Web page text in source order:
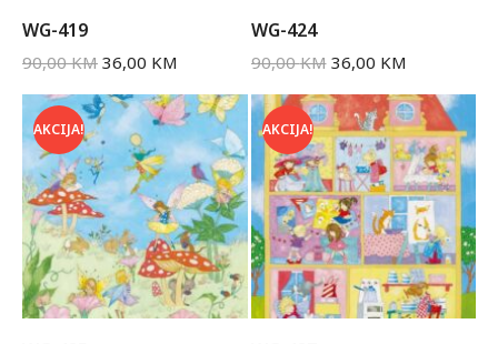
WG-419
90,00KM 36,00 KM
WG-424
90,00KM 36,00 KM
AKCIJA! AKCIJA!